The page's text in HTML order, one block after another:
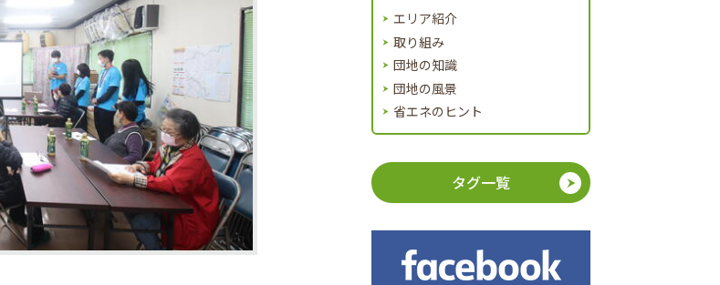
エリア紹介
取り組み
団地の知識
団地の風景
省エネのヒント
タグ一覧